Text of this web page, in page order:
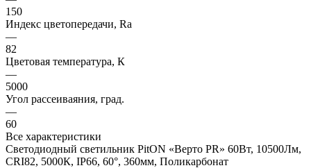
150
Индекс цветопередачи, Ra
—
82
Цветовая температура, К
—
5000
Угол рассеиваяния, град.
—
60
Все характеристики
Светодиодный светильник PitON «Верто PR» 60Вт, 10500Лм,
CRI82, 5000К, IP66, 60°, 360мм, Поликарбонат